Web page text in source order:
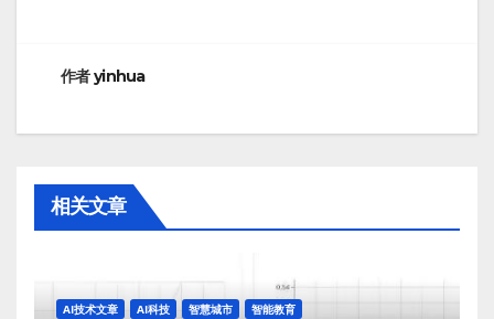
航
作者yinhua
相关文章
AI技术文章 AI科技 智慧城市 智能教育